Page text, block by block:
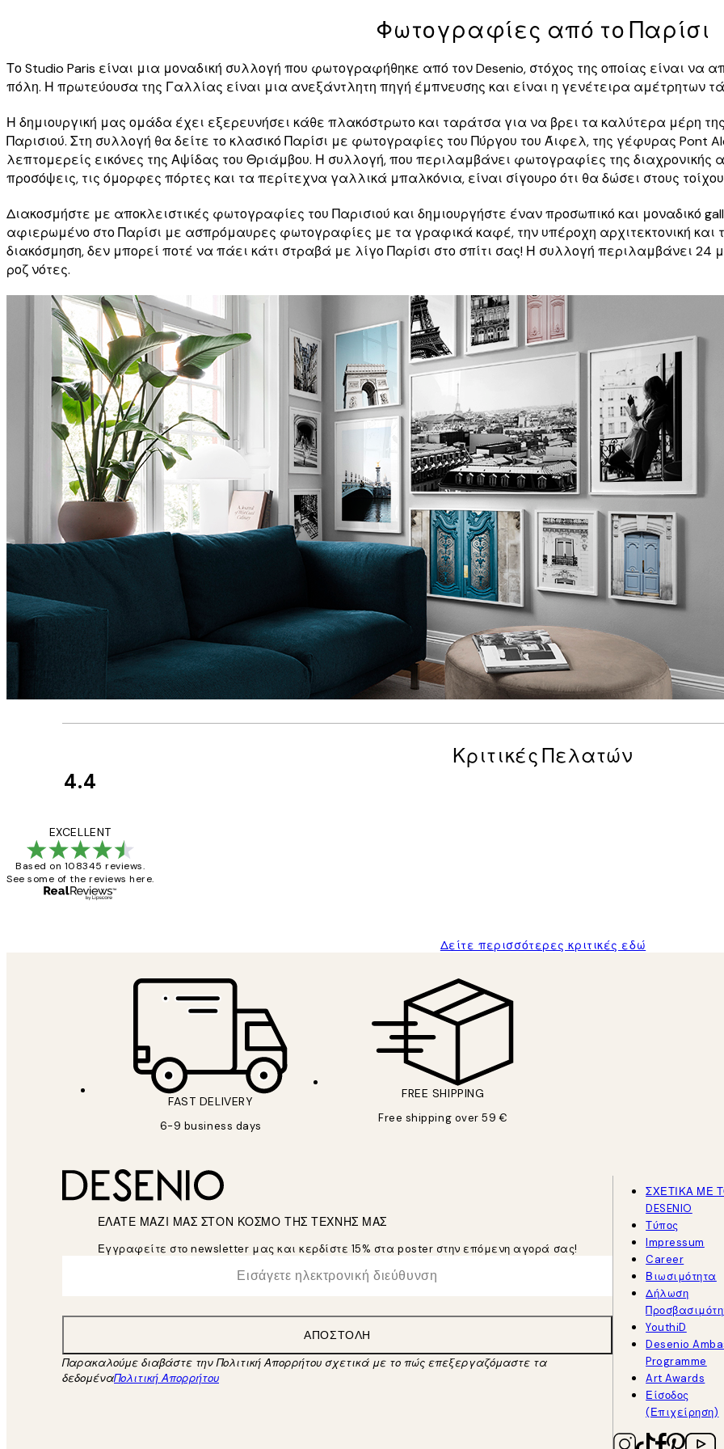
Φωτογραφίες από το Παρίσι
Το Studio Paris είναι μια μοναδική συλλογή που φωτογραφήθηκε από τον Desenio, στόχος της οποίας είναι να
πόλη. Η πρωτεύουσα της Γαλλίας είναι μια ανεξάντλητη πηγή έμπνευσης και είναι η γενέτειρα αμέτρητων
Η δημιουργική μας ομάδα έχει εξερευνήσει κάθε πλακόστρωτο και ταράτσα για να βρει τα καλύτερα μέρη
Παρισιού. Στη συλλογή θα δείτε το κλασικό Παρίσι με φωτογραφίες του Πύργου του Άιφελ, της γέφυρας Pont
λεπτομερείς εικόνες της Αψίδας του Θριάμβου. Η συλλογή, που περιλαμβάνει φωτογραφίες της διαχρονικής
προσόψεις, τις όμορφες πόρτες και τα περίτεχνα γαλλικά μπαλκόνια, είναι σίγουρο ότι θα δώσει στους
Διακοσμήστε με αποκλειστικές φωτογραφίες του Παρισιού και δημιουργήστε έναν προσωπικό και μοναδικό
αφιερωμένο στο Παρίσι με ασπρόμαυρες φωτογραφίες με τα γραφικά καφέ, την υπέροχη αρχιτεκτονική και
διακόσμηση, δεν μπορεί ποτέ να πάει κάτι στραβά με λίγο Παρίσι στο σπίτι σας! Η συλλογή περιλαμβάνει
ροζ νότες.
Κριτικές Πελατών
4.4
EXCELLENT
Based on 108345 reviews.
See some of the reviews here.
Δείτε περισσότερες κριτικές εδώ
FAST DELIVERY
6-9 business days
FREE SHIPPING
Free shipping over 59 €
ΕΛΑΤΕ ΜΑΖΙ ΜΑΣ ΣΤΟΝ ΚΟΣΜΟ ΤΗΣ ΤΕΧΝΗΣ ΜΑΣ
Εγγραφείτε στο newsletter μας και κερδίστε 15% στα poster στην επόμενη αγορά σας!
ΑΠΟΣΤΟΛΉ
Παρακαλούμε διαβάστε την Πολιτική Απορρήτου σχετικά με το πώς επεξεργαζόμαστε τα
δεδομέναΠολιτική Απορρήτου
ΣΧΕΤΙΚΑ ΜΕ
DESENIO
Τύπος
Impressum
Career
Βιωσιμότητα
Δήλωση
YouthiD
Desenio
Programme
Art Awards
Είσοδος
(Επιχείρηση)